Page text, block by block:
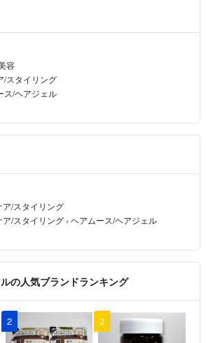
絡が入ります。局員からの不在票が投函されま
くこちらに先に連絡が来ております。ご購入者
ります。当方も発送の確認を再度行います。手
はその後はご購入者様にて最寄り本局へ問い合
場合再ご購入して頂き、その際プラス別途手数
ト投函)で発送しています。雨天による封筒の
ます。状態等を気にされる方はプラス料金で発
少しでも気にされる場合はご購入をお控えくだ
映するまでお時間がかかります。
トになります。
り出品金額も動きます。
。
容
/スタイリング
ス/ヘアジェル
ア/スタイリング
ア/スタイリング › ヘアムース/ヘアジェル
の人気ブランドランキング
2 3